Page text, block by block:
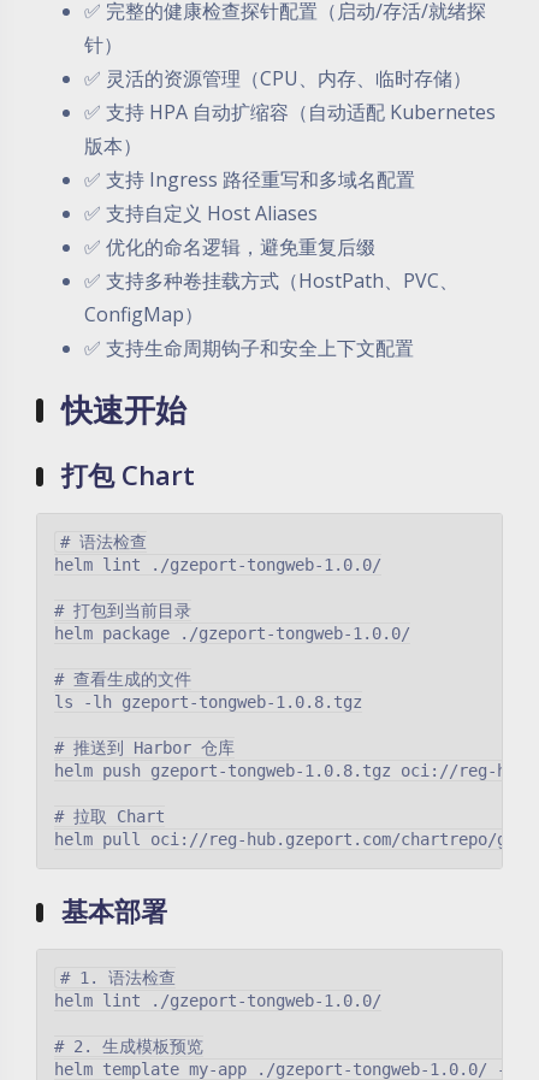
✅ 完整的健康检查探针配置（启动/存活/就绪探
针）
✅ 灵活的资源管理（CPU、内存、临时存储）
✅ 支持 HPA 自动扩缩容（自动适配 Kubernetes
版本）
✅ 支持 Ingress 路径重写和多域名配置
✅ 支持自定义 Host Aliases
✅ 优化的命名逻辑，避免重复后缀
✅ 支持多种卷挂载方式（HostPath、PVC、
ConfigMap）
✅ 支持生命周期钩子和安全上下文配置
快速开始
打包 Chart
# 语法检查
helm lint ./gzeport-tongweb-1.0.0/
# 打包到当前目录
helm package ./gzeport-tongweb-1.0.0/
# 查看生成的文件
ls -lh gzeport-tongweb-1.0.8.tgz
# 推送到 Harbor 仓库
helm push gzeport-tongweb-1.0.8.tgz oci://reg-
# 拉取 Chart
基本部署
# 1. 语法检查
helm lint ./gzeport-tongweb-1.0.0/
# 2. 生成模板预览
helm template my-app ./gzeport-tongweb-1.0.0/ -f